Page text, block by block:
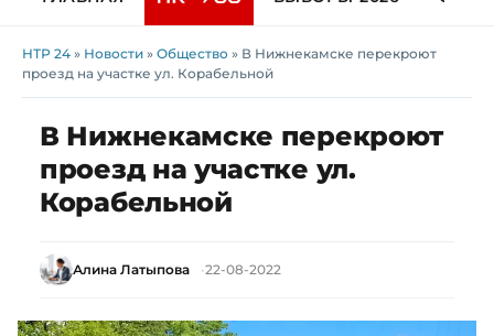
НТР 24 » Новости » Общество » В Нижнекамске перекроют
проезд на участке ул. Корабельной
В Нижнекамске перекроют
проезд на участке ул.
Корабельной
Алина Латыпова 22-08-2022